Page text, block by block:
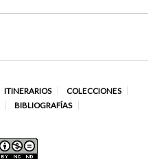
ITINERARIOS
COLECCIONES
BIBLIOGRAFÍAS